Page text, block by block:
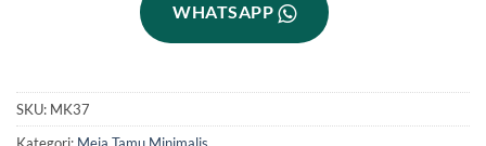
WHATSAPP
SKU: MK37